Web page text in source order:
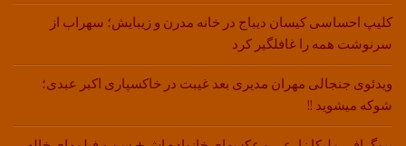
کلیپ احساسی کیسان دیباج در خانه مدرن و زیبایش؛ سهراب از
سرنوشت همه را غافلگیر کرد
ویدئوی جنجالی مهران مدیری بعد غیبت در خاکسپاری اکبر عبدی؛
شوکه میشوید !!